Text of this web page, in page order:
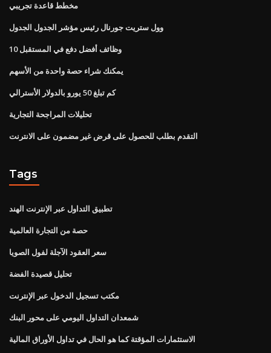
مخطط قاعدة تجريبي
وول ستريت جورنال رئيس مؤشر الجدول الجدول
10 وظائف أفضل دفع في المستقبل
يمكنك شراء حصة واحدة من الأسهم
كم تبلغ 50 يورو بالدولار الأسترالي
تحليلات المراجحة التجارية
التقدم بطلب للحصول على قرض غير مضمون على الانترنت
Tags
تطبيق التداول عبر الإنترنت الهند
حصة من التجارة العالمية
سعر العقود الآجلة لفول الصويا
تحليل قصيدة الفضة
مكتب تسجيل الدخول عبر الإنترنت
شمعدان التداول اليومي على محور البنك
الاستثمارات المؤقتة كما هو الحال في تداول الأوراق المالية